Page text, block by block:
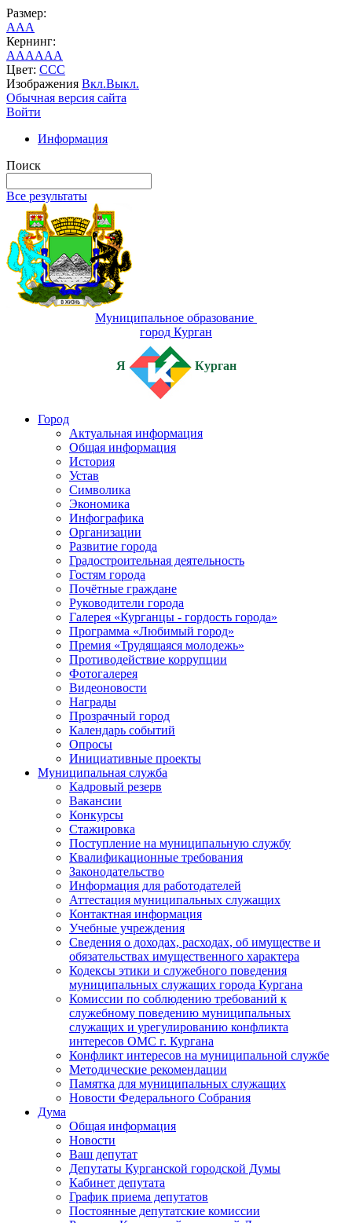
Размер:
AAA
Кернинг:
AAAAAA
Цвет: CCC
Изображения Вкл.Выкл.
Обычная версия сайта
Войти
Информация
Поиск
Все результаты
Муниципальное образование
город Курган
Я Курган
Город
Актуальная информация
Общая информация
История
Устав
Символика
Экономика
Инфографика
Организации
Развитие города
Градостроительная деятельность
Гостям города
Почётные граждане
Руководители города
Галерея «Курганцы - гордость города»
Программа «Любимый город»
Премия «Трудящаяся молодежь»
Противодействие коррупции
Фотогалерея
Видеоновости
Награды
Прозрачный город
Календарь событий
Опросы
Инициативные проекты
Муниципальная служба
Кадровый резерв
Вакансии
Конкурсы
Стажировка
Поступление на муниципальную службу
Квалификационные требования
Законодательство
Информация для работодателей
Аттестация муниципальных служащих
Контактная информация
Учебные учреждения
Сведения о доходах, расходах, об имуществе и
обязательствах имущественного характера
Кодексы этики и служебного поведения
муниципальных служащих города Кургана
Комиссии по соблюдению требований к
служебному поведению муниципальных
служащих и урегулированию конфликта
интересов ОМС г. Кургана
Конфликт интересов на муниципальной службе
Методические рекомендации
Памятка для муниципальных служащих
Новости Федерального Cобрания
Дума
Общая информация
Новости
Ваш депутат
Депутаты Курганской городской Думы
Кабинет депутата
График приема депутатов
Постоянные депутатские комиссии